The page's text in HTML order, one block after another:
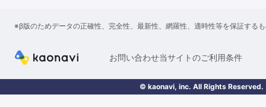
※β版のためデータの正確性、完全性、最新性、網羅性、適時性等を保証する
お問い合わせ当サイトのご利用条件
© kaonavi, inc. All Rights Reserved.